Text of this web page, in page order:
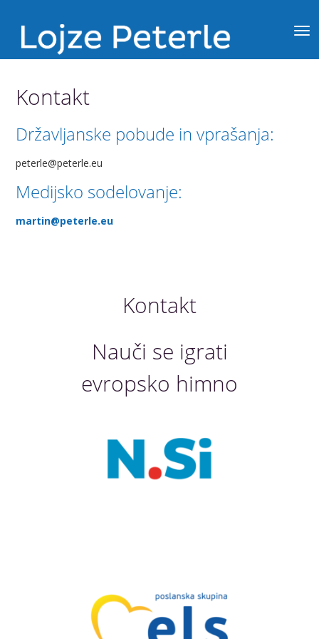
Kontakt
Državljanske pobude in vprašanja:
peterle@peterle.eu
Medijsko sodelovanje:
martin@peterle.eu
Kontakt
Nauči se igrati
evropsko himno